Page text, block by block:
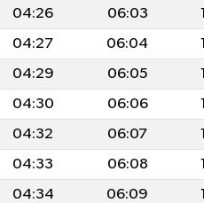
04:26 06:03
04:27 06:04
04:29 06:05
04:30 06:06
04:32 06:07
04:33 06:08
04:34 06:09